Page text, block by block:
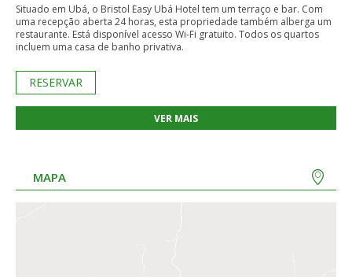
Situado em Ubá, o Bristol Easy Ubá Hotel tem um terraço e bar. Com
uma recepção aberta 24 horas, esta propriedade também alberga um
restaurante. Está disponível acesso Wi-Fi gratuito. Todos os quartos
incluem uma casa de banho privativa.
RESERVAR
VER MAIS
MAPA